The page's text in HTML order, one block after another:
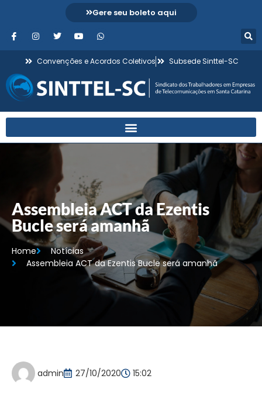
Gere seu boleto aqui
Convenções e Acordos Coletivos Subsede Sinttel-SC
Assembleia ACT da Ezentis
Bucle será amanhã
Home
Notícias
Assembleia ACT da Ezentis Bucle será amanhã
admin 27/10/2020 15:02